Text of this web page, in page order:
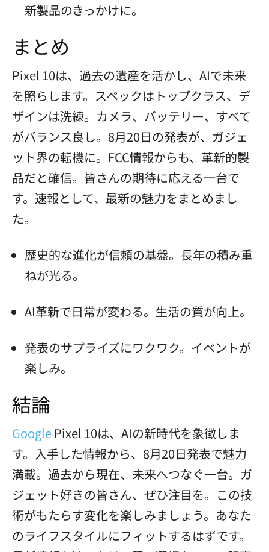
新製品のきっかけに。
まとめ
Pixel 10は、過去の遺産を活かし、AIで未来
を照らします。スペックはトップクラス、デ
ザインは洗練。カメラ、バッテリー、すべて
がバランス良し。8月20日の発表が、ガジェ
ット界の転機に。FCC情報からも、革新的製
品だと確信。皆さんの期待に応える一台で
す。速報として、最新の魅力をまとめまし
た。
歴史的な進化が信頼の基盤。長年の積み重
ねが光る。
AI革新で日常が変わる。生活の質が向上。
発表のサプライズにワクワク。イベントが
楽しみ。
結論
Google Pixel 10は、AIの新時代を象徴しま
す。入手した情報から、8月20日発表で魅力
満載。過去から現在、未来へつなぐ一台。ガ
ジェット好きの皆さん、ぜひ注目を。この技
術がもたらす変化を楽しみましょう。あなた
のライフスタイルにフィットするはずです。